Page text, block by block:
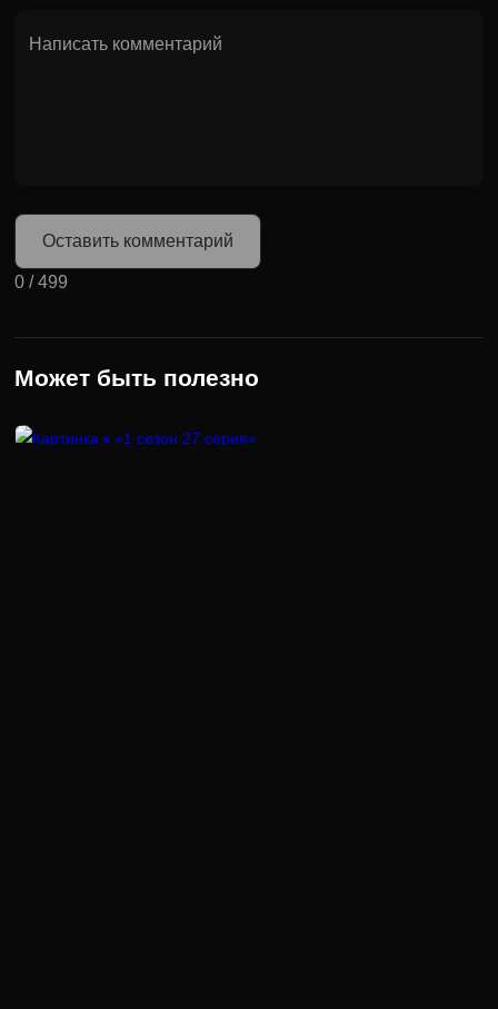
Оставить комментарий
0 /499
Может быть полезно